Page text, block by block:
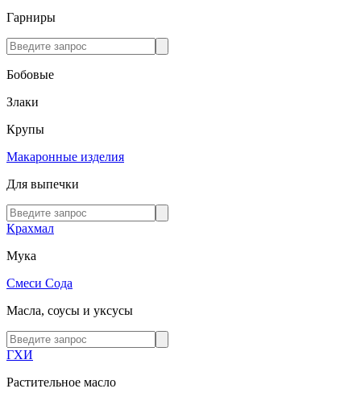
Гарниры
Бобовые
Злаки
Крупы
Макаронные изделия
Для выпечки
Крахмал
Мука
Смеси Сода
Масла, соусы и уксусы
ГХИ
Растительное масло